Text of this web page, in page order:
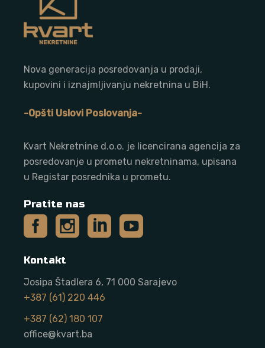
Nova generacija posredovanja u prodaji,
kupovini i iznajmljivanju nekretnina u BiH.
-Opšti Uslovi Poslovanja-
Kvart Nekretnine d.o.o. je licencirana agencija za
posredovanje u prometu nekretninama, upisana
u Registar posrednika u prometu.
Pratite nas
Kontakt
Josipa Štadlera 6, 71 000 Sarajevo
+387 (61) 220 446
+387 (62) 180 107
office@kvart.ba